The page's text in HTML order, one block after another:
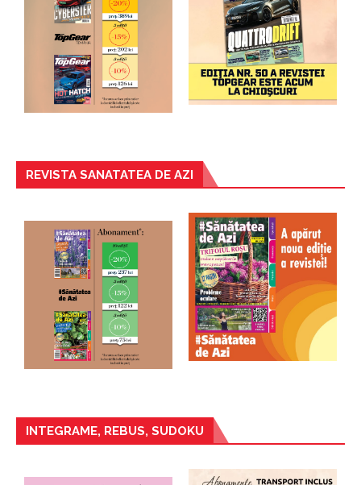
REVISTA SANATATEA DE AZI
INTEGRAME, REBUS, SUDOKU